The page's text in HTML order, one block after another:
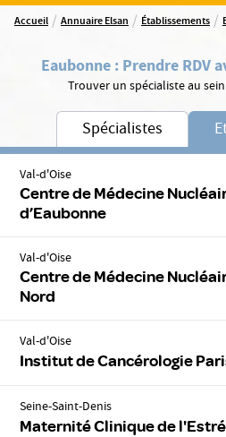
Accueil / Annuaire Elsan / Établissements /
Eaubonne: Prendre RDV
Trouver un spécialiste au
Spécialistes
Val-d'Oise
Centre de Médecine
d’Eaubonne
Val-d'Oise
Centre de Médecine
Nord
Val-d'Oise
Institut de Cancérologie
Seine-Saint-Denis
Maternité Clinique de